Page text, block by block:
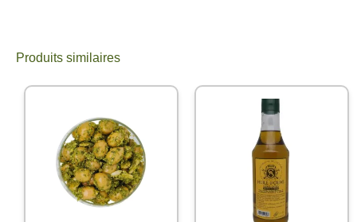
Produits similaires